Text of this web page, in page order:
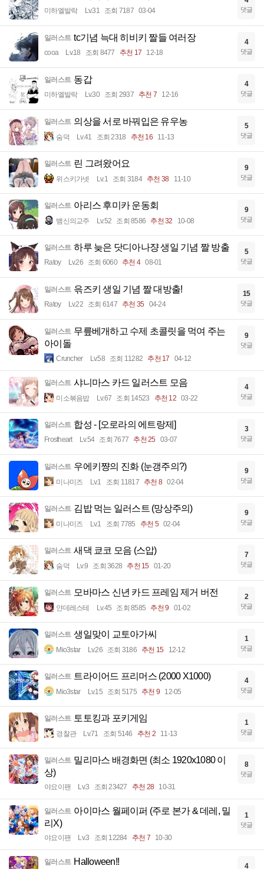
미하엘발락 Lv.31 조회 7187 03-04 댓글
일러스트 tc기념 늑대 히비키 짤들 여러장
cooa Lv.18 조회 8477 추천 17 12-18
4
댓글
일러스트 동갑
미하엘발락 Lv.30 조회 2937 추천 7 12-16
4
댓글
일러스트 의상을 서로 바꿔입은 유우농
숨덕 Lv.41 조회 2318 추천 16 11-13
5
댓글
일러스트 린 그려왔어요
위스키가넷 Lv.1 조회 3184 추천 38 11-10
9
댓글
일러스트 아리스 후미카 운동회
뱀신의교주 Lv.52 조회 8586 추천 32 10-08
9
댓글
일러스트 하루 늦은 닷디아나쟝 생일 기념 짤 방출
Ratoy Lv.26 조회 6060 추천 4 08-01
5
댓글
일러스트 윾즈키 생일 기념 짤 대방출!
Ratoy Lv.22 조회 6147 추천 35 04-24
15
댓글
일러스트 무릎베개하고 수제 초콜릿을 먹여 주는
아이돌
Cruncher Lv.58 조회 11282 추천 17 04-12
9
댓글
일러스트 샤니마스 카드 일러스트 모음
미소볶음밥 Lv.67 조회 14523 추천 12 03-22
4
댓글
일러스트 합성 - [오로라의 에트랑제]
Frostheart Lv.54 조회 7677 추천 25 03-07
3
댓글
일러스트 우에키쨩의 진화 (눈갱주의?)
미나미즈 Lv.1 조회 11817 추천 8 02-04
9
댓글
일러스트 김밥 먹는 일러스트 (망상주의)
미나미즈 Lv.1 조회 7785 추천 5 02-04
9
댓글
일러스트 새댁 쿄코 모음 (스압)
숨덕 Lv.9 조회 3628 추천 15 01-20
7
댓글
일러스트 모바마스 신년 카드 프레임 제거 버전
얀데레스테 Lv.45 조회 8585 추천 9 01-02
2
댓글
일러스트 생일맞이 교토아가씨
Mio3star Lv.26 조회 3186 추천 15 12-12
1
댓글
일러스트 트라이어드 프리머스 (2000 X1000)
Mio3star Lv.15 조회 5175 추천 9 12-05
4
댓글
일러스트 토토킹과 포키게임
경찰관 Lv.71 조회 5146 추천 2 11-13
1
댓글
일러스트 밀리마스 배경화면 (최소 1920x1080 이
상)
야요이팬 Lv.3 조회 23427 추천 28 10-31
8
댓글
일러스트 아이마스 월페이퍼 (주로 본가 & 데레, 밀
리X)
야요이팬 Lv.3 조회 12284 추천 7 10-30
1
댓글
일러스트 Halloween!! 4